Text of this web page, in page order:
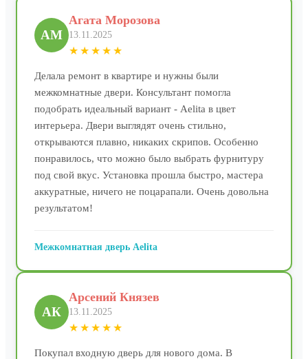
АМ
Агата Морозова
13.11.2025
★★★★★
Делала ремонт в квартире и нужны были
межкомнатные двери. Консультант помогла
подобрать идеальный вариант - Aelita в цвет
интерьера. Двери выглядят очень стильно,
открываются плавно, никаких скрипов. Особенно
понравилось, что можно было выбрать фурнитуру
под свой вкус. Установка прошла быстро, мастера
аккуратные, ничего не поцарапали. Очень довольна
результатом!
Межкомнатная дверь Aelita
АК
Арсений Князев
13.11.2025
★★★★★
Покупал входную дверь для нового дома. В